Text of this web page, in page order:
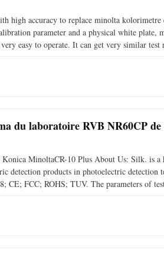
high accuracy to replace minolta
parameter and a physical white plate,
easy to operate. It can get very similar
du laboratoire RVB NR60CP de
MinoltaCR-10 Plus About Us: Silk. is a
detection products in photoelectric detection
CE; FCC; ROHS; TUV. The parameters of